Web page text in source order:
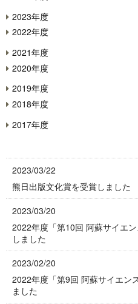
2023年度
2022年度
2021年度
2020年度
2019年度
2018年度
2017年度
2023/03/22
熊日出版文化賞を受賞しました
2023/03/20
2022年度「第10回 阿蘇サイエ
しました
2023/02/20
2022年度「第9回 阿蘇サイエン
ました